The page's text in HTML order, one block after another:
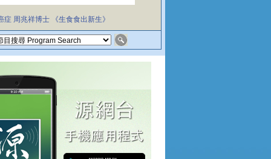
症 周兆祥博士 《生食食出新生》